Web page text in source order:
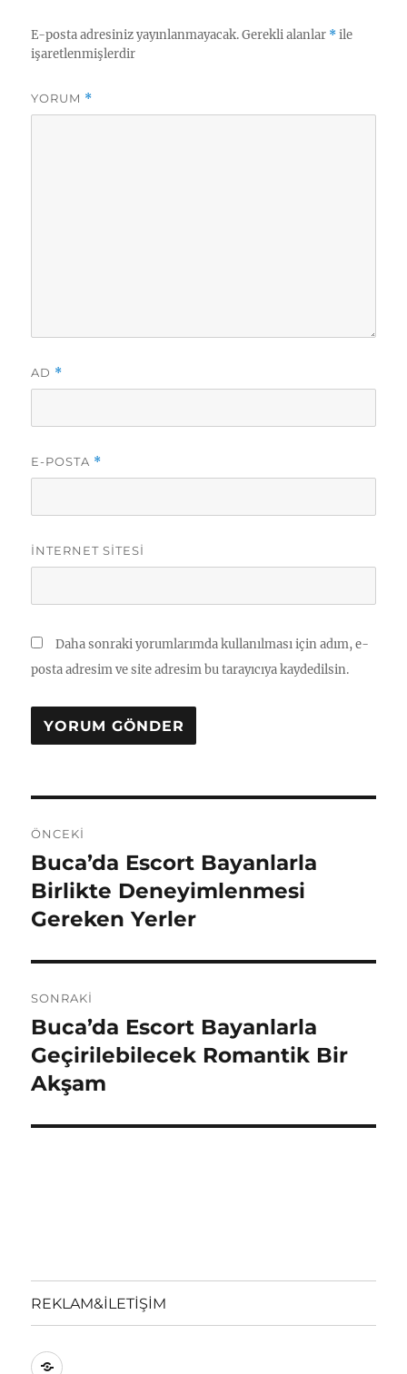
E-posta adresiniz yayınlanmayacak. Gerekli alanlar *ile
işaretlenmişlerdir
YORUM *
AD *
E-POSTA *
İNTERNET SITESI
Daha sonraki yorumlarımda kullanılması için adım, e-
posta adresim ve site adresim bu tarayıcıya kaydedilsin.
gezinmesi
ÖNCEKI
Önceki
yazı:
Buca’da Escort Bayanlarla
Birlikte Deneyimlenmesi
Gereken Yerler
SONRAKI
Sonraki
yazı:
Buca’da Escort Bayanlarla
Geçirilebilecek Romantik Bir
Akşam
REKLAM&İLETİŞİM
REKLAM&İLETİŞİM